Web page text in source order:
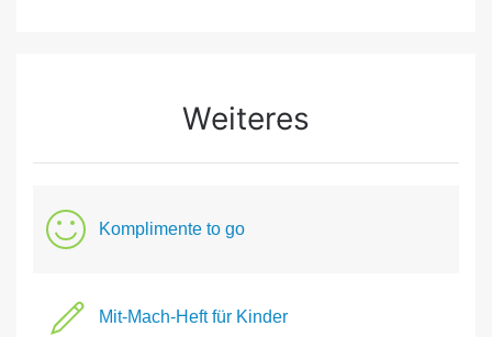
Weiteres
Komplimente to go
Mit-Mach-Heft für Kinder